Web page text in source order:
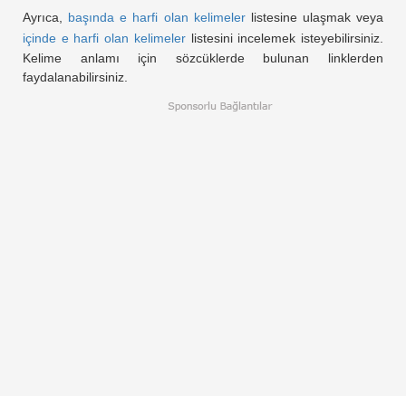
Ayrıca, başında e harfi olan kelimelerlistesine ulaşmak veya
içinde e harfi olan kelimelerlistesini incelemek isteyebilirsiniz.
Kelime anlamı için sözcüklerde bulunan linklerden
faydalanabilirsiniz.